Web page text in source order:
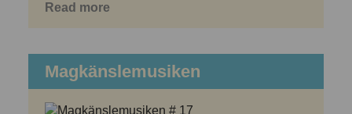
Read more
Magkänslemusiken